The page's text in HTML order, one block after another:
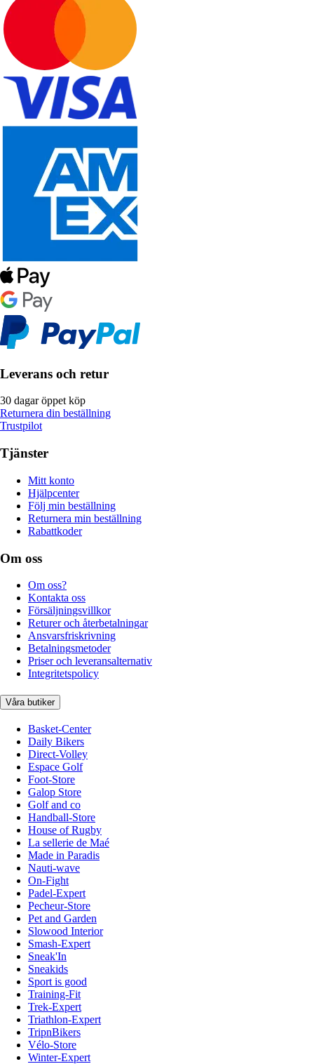
Leverans och retur
30 dagar öppet köp
Returnera din beställning
Trustpilot
Tjänster
Mitt konto
Hjälpcenter
Följ min beställning
Returnera min beställning
Rabattkoder
Om oss
Om oss?
Kontakta oss
Försäljningsvillkor
Returer och återbetalningar
Ansvarsfriskrivning
Betalningsmetoder
Priser och leveransalternativ
Integritetspolicy
Våra butiker
Basket-Center
Daily Bikers
Direct-Volley
Espace Golf
Foot-Store
Galop Store
Golf and co
Handball-Store
House of Rugby
La sellerie de Maé
Made in Paradis
Nauti-wave
On-Fight
Padel-Expert
Pecheur-Store
Pet and Garden
Slowood Interior
Smash-Expert
Sneak'In
Sneakids
Sport is good
Training-Fit
Trek-Expert
Triathlon-Expert
TripnBikers
Vélo-Store
Winter-Expert